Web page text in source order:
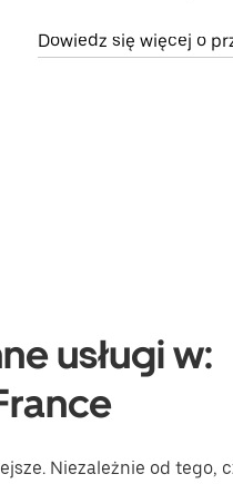
Dowiedz się więcej o
usługi w:
Niezależnie od tego,